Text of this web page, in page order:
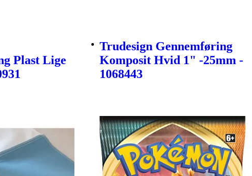
Plast Lige
Trudesign Gennemføring
Komposit Hvid 1" -25mm -
1068443